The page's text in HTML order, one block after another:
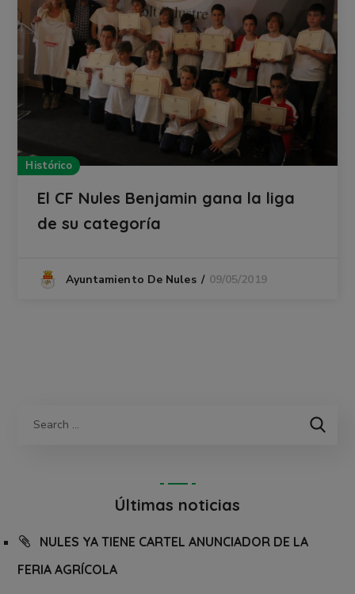
Histórico
El CF Nules Benjamin gana la liga
de su categoría
Ayuntamiento De Nules 09/05/2019
Últimas noticias
NULES YA TIENE CARTEL ANUNCIADOR DE LA
FERIA AGRÍCOLA